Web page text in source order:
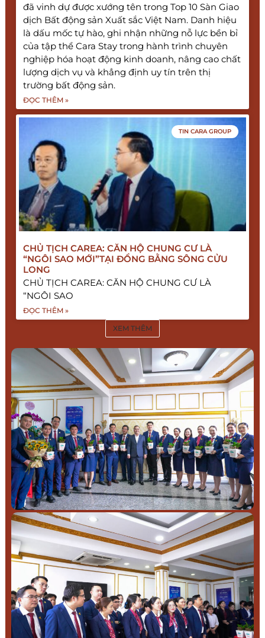
đã vinh dự được xướng tên trong Top 10 Sàn Giao
dịch Bất động sản Xuất sắc Việt Nam. Danh hiệu
là dấu mốc tự hào, ghi nhận những nỗ lực bền bỉ
của tập thể Cara Stay trong hành trình chuyên
nghiệp hóa hoạt động kinh doanh, nâng cao chất
lượng dịch vụ và khẳng định uy tín trên thị
trường bất động sản.
ĐỌC THÊM »
TIN CARA GROUP
CHỦ TỊCH CAREA: CĂN HỘ CHUNG CƯ LÀ
“NGÔI SAO MỚI”TẠI ĐỒNG BẰNG SÔNG CỬU
LONG
CHỦ TỊCH CAREA: CĂN HỘ CHUNG CƯ LÀ
“NGÔI SAO
ĐỌC THÊM »
XEM THÊM